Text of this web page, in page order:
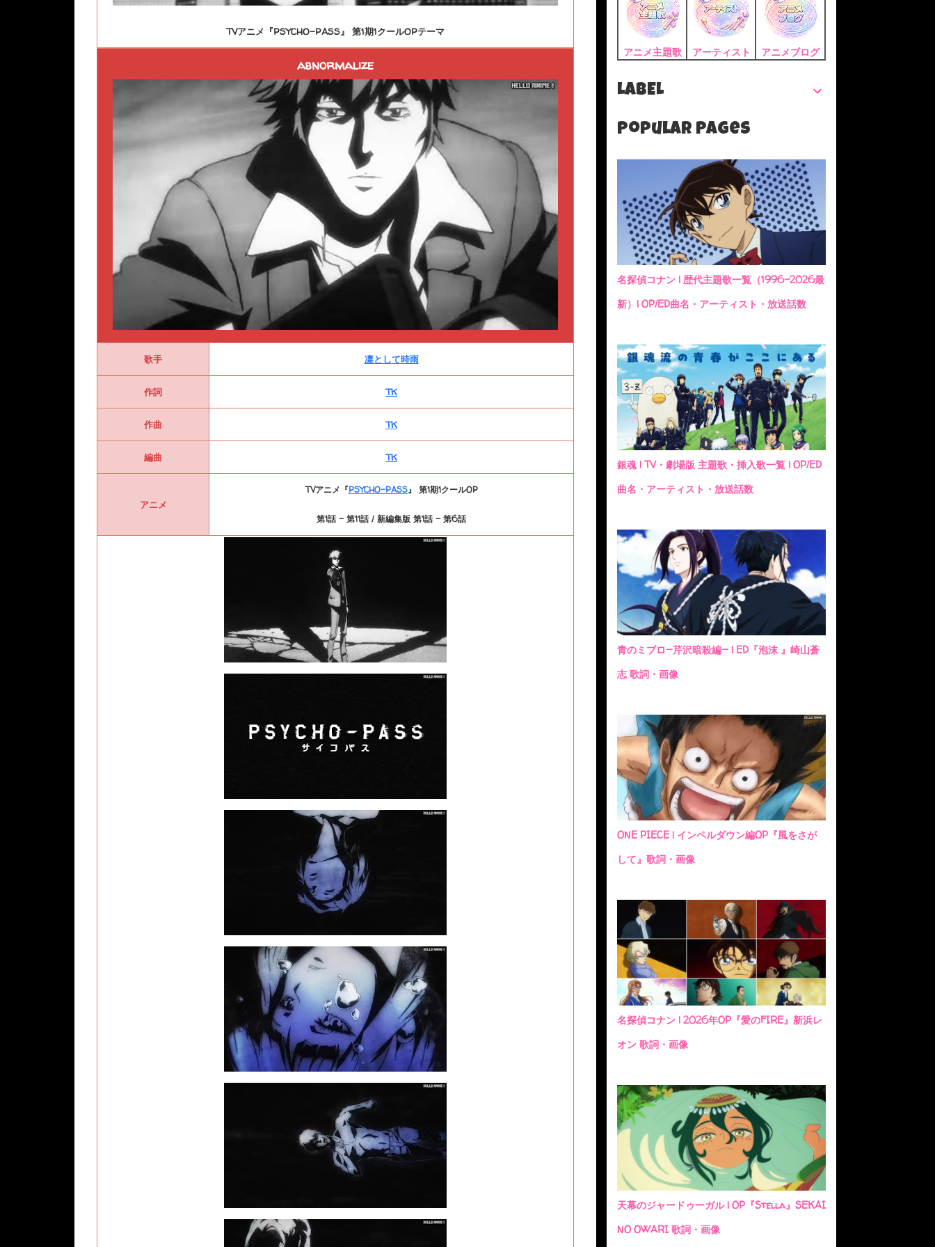
TVアニメ『PSYCHO-PASS』 第1期1クールOPテーマ
abnormalize
歌手 凛として時雨
作詞 TK
作曲 TK
編曲 TK
アニメ
TVアニメ『PSYCHO-PASS』 第1期1クールOP
第1話 - 第11話 / 新編集版 第1話 - 第6話
アニメ主題歌 アーティスト アニメブログ
LABEL
Popular Pages
名探偵コナン | 歴代主題歌一覧（1996-2026最
新）| OP/ED曲名・アーティスト・放送話数
銀魂 | TV・劇場版 主題歌・挿入歌一覧 | OP/ED
曲名・アーティスト・放送話数
青のミブロ—芹沢暗殺編— | ED『泡沫 』崎山蒼
志 歌詞・画像
ONE PIECE | インペルダウン編OP『風をさが
して』歌詞・画像
名探偵コナン | 2026年OP『愛のFIRE』新浜レ
オン 歌詞・画像
天幕のジャードゥーガル | OP『Stella』SEKAI
NO OWARI 歌詞・画像